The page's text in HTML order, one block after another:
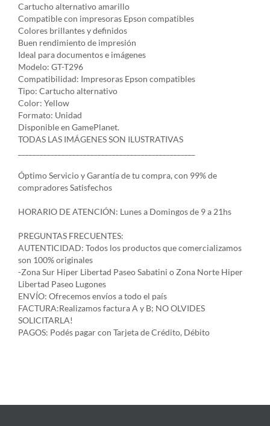
Cartucho alternativo amarillo
Compatible con impresoras Epson compatibles
Colores brillantes y definidos
Buen rendimiento de impresión
Ideal para documentos e imágenes
Modelo: GT-T296
Compatibilidad: Impresoras Epson compatibles
Tipo: Cartucho alternativo
Color: Yellow
Formato: Unidad
Disponible en GamePlanet.
TODAS LAS IMÁGENES SON ILUSTRATIVAS
Óptimo Servicio y Garantía de tu compra, con 99% de
compradores Satisfechos
HORARIO DE ATENCIÓN: Lunes a Domingos de 9 a 21hs
PREGUNTAS FRECUENTES:
AUTENTICIDAD: Todos los productos que comercializamos
son 100% originales
-Zona Sur Hiper Libertad Paseo Sabatini o Zona Norte Hiper
Libertad Paseo Lugones
ENVÍO: Ofrecemos envíos a todo el país
FACTURA:Realizamos factura A y B; NO OLVIDES
SOLICITARLA!
PAGOS: Podés pagar con Tarjeta de Crédito, Débito